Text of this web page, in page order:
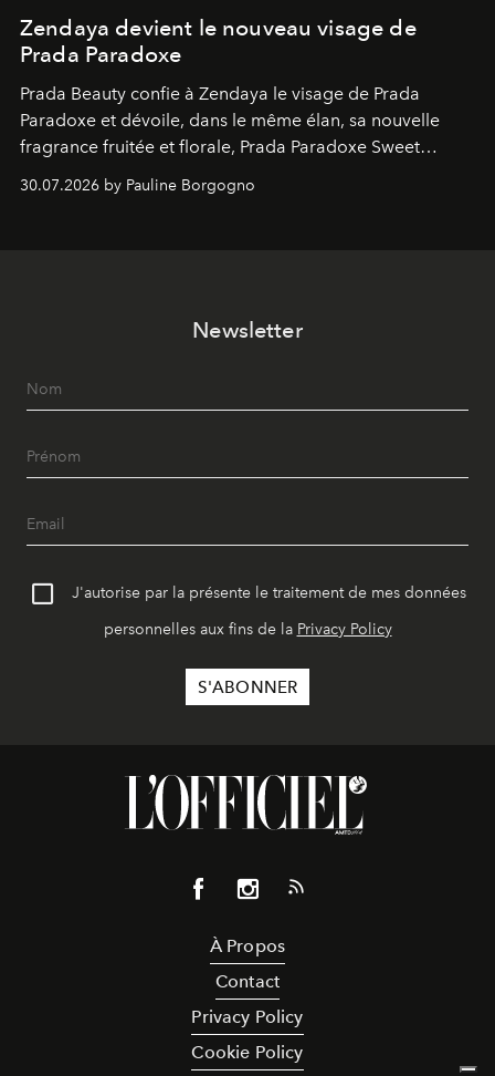
Zendaya devient le nouveau visage de
Prada Paradoxe
Prada Beauty confie à Zendaya le visage de Prada
Paradoxe et dévoile, dans le même élan, sa nouvelle
fragrance fruitée et florale, Prada Paradoxe Sweet
Chemistry Eau de Parfum.
30.07.2026 by Pauline Borgogno
Newsletter
J'autorise par la présente le traitement de mes données
personnelles aux fins de la Privacy Policy
À Propos
Contact
Privacy Policy
Cookie Policy